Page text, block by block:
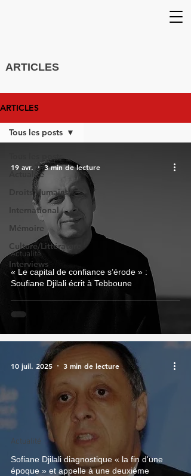
ARTICLES
ARTICLES
Tous les posts
Actualité
Droits Humains
International
Mémoire
Culture/Littérature
Interviews
Tous les posts
« Le capital de confiance s’érode » :
Soufiane Djilali écrit à Tebboune
Actualité
19 avr. 3 min de lecture
Sofiane Djilali diagnostique « la fin d'une
époque » et appelle à une deuxième
Actualité
10 juil. 2025 3 min de lecture